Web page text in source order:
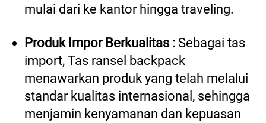
mulai dari ke kantor hingga traveling.
Produk Impor Berkualitas : Sebagai tas
import, Tas ransel backpack
menawarkan produk yang telah melalui
standar kualitas internasional, sehingga
menjamin kenyamanan dan kepuasan